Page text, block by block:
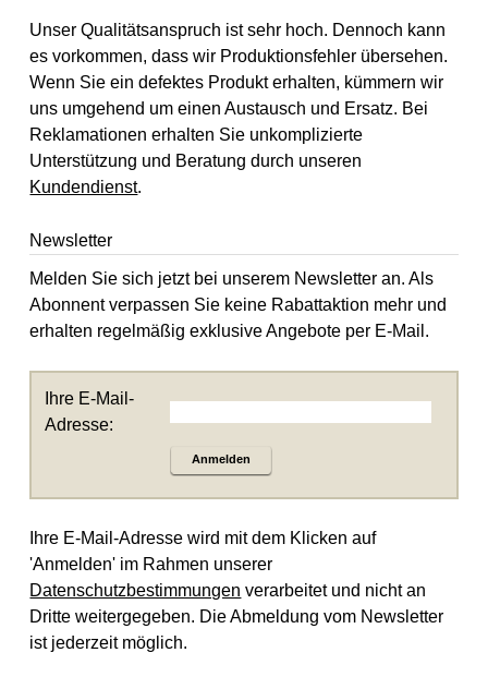
Unser Qualitätsanspruch ist sehr hoch. Dennoch kann
es vorkommen, dass wir Produktionsfehler übersehen.
Wenn Sie ein defektes Produkt erhalten, kümmern wir
uns umgehend um einen Austausch und Ersatz. Bei
Reklamationen erhalten Sie unkomplizierte
Unterstützung und Beratung durch unseren
Kundendienst.
Newsletter
Melden Sie sich jetzt bei unserem Newsletter an. Als
Abonnent verpassen Sie keine Rabattaktion mehr und
erhalten regelmäßig exklusive Angebote per E-Mail.
Ihre E-Mail-
Adresse:
Anmelden
Ihre E-Mail-Adresse wird mit dem Klicken auf
'Anmelden' im Rahmen unserer
Datenschutzbestimmungen verarbeitet und nicht an
Dritte weitergegeben. Die Abmeldung vom Newsletter
ist jederzeit möglich.